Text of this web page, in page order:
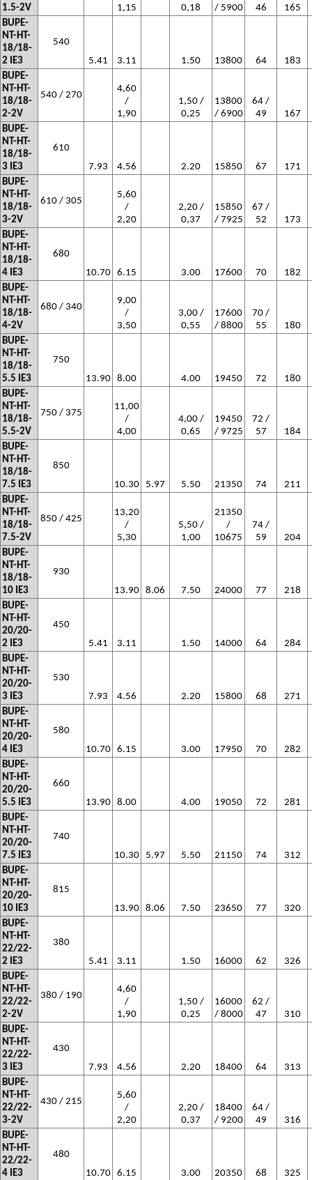
1.5-2V
1,15
0,18
/ 5900
46
165
BUPE-
NT-HT-
18/18-
2 IE3
540
5.41
3.11 1.50 13800 64
183
BUPE-
NT-HT-
18/18-
2-2V
540 / 270
4,60
/
1,90
1,50 /
0,25
13800
/ 6900
64 /
49
167
BUPE-
NT-HT-
18/18-
3 IE3
610
7.93
4.56 2.20 15850 67
171
BUPE-
NT-HT-
18/18-
3-2V
610 / 305
5,60
/
2,20
2,20 /
0,37
15850
/ 7925
67 /
52
173
BUPE-
NT-HT-
18/18-
4 IE3
680
10.70 6.15 3.00 17600 70
182
BUPE-
NT-HT-
18/18-
4-2V
680 / 340
9,00
/
3,50
3,00 /
0,55
17600
/ 8800
70 /
55
180
BUPE-
NT-HT-
18/18-
5.5 IE3
750
13.90 8.00 4.00 19450 72
180
BUPE-
NT-HT-
18/18-
5.5-2V
750 / 375
11,00
/
4,00
4,00 /
0,65
19450
/ 9725
72 /
57
184
BUPE-
NT-HT-
18/18-
7.5 IE3
850
10.30
5.97 5.50 21350 74
211
BUPE-
NT-HT-
18/18-
7.5-2V
850 / 425
13,20
/
5,30
5,50 /
1,00
21350
/
10675
74 /
59
204
BUPE-
NT-HT-
18/18-
10 IE3
930
13.90 8.06 7.50 24000 77
218
BUPE-
NT-HT-
20/20-
2 IE3
450
5.41
3.11 1.50 14000 64
284
BUPE-
NT-HT-
20/20-
3 IE3
530
7.93
4.56 2.20 15800 68
271
BUPE-
NT-HT-
20/20-
4 IE3
580
10.70 6.15 3.00 17950 70
282
BUPE-
NT-HT-
20/20-
5.5 IE3
660
13.90 8.00 4.00 19050 72
281
BUPE-
NT-HT-
20/20-
7.5 IE3
740
10.30
5.97 5.50 21150 74
312
BUPE-
NT-HT-
20/20-
10 IE3
815
13.90 8.06 7.50 23650 77
320
BUPE-
NT-HT-
22/22-
2 IE3
380
5.41
3.11 1.50 16000 62
326
BUPE-
NT-HT-
22/22-
2-2V
380 / 190
4,60
/
1,90
1,50 /
0,25
16000
/ 8000
62 /
47
310
BUPE-
NT-HT-
22/22-
3 IE3
430
7.93
4.56 2.20 18400 64
313
BUPE-
NT-HT-
22/22-
3-2V
430 / 215
5,60
/
2,20
2,20 /
0,37
18400
/ 9200
64 /
49
316
BUPE-
NT-HT-
22/22-
4 IE3
480
10.70 6.15 3.00 20350 68 325